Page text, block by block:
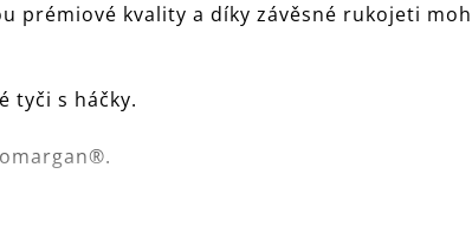
prémiové kvality a díky závěsné rukojeti
tyči s háčky.